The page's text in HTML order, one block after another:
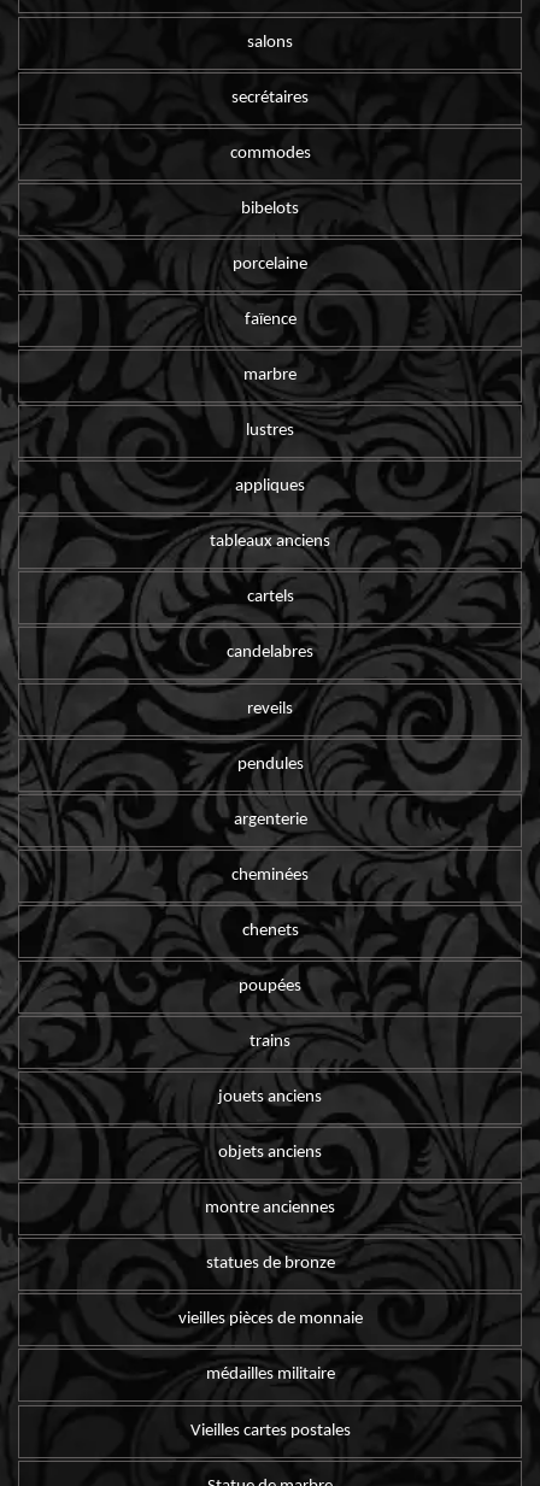
salons
secrétaires
commodes
bibelots
porcelaine
faïence
marbre
lustres
appliques
tableaux anciens
cartels
candelabres
reveils
pendules
argenterie
cheminées
chenets
poupées
trains
jouets anciens
objets anciens
montre anciennes
statues de bronze
vieilles pièces de monnaie
médailles militaire
Vieilles cartes postales